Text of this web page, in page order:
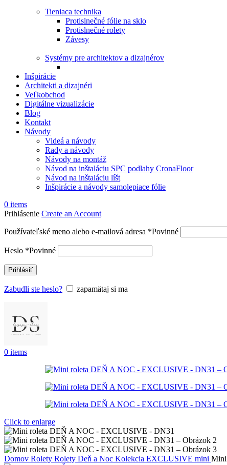
Tieniaca technika
Protislnečné fólie na sklo
Protislnečné rolety
Závesy
Systémy pre architektov a dizajnérov
Inšpirácie
Architekti a dizajnéri
Veľkobchod
Digitálne vizualizácie
Blog
Kontakt
Návody
Videá a návody
Rady a návody
Návody na montáž
Návod na inštaláciu SPC podlahy CronaFloor
Návod na inštaláciu líšt
Inšpirácie a návody samolepiace fólie
0 items
Prihlásenie Create an Account
Používateľské meno alebo e-mailová adresa *Povinné
Heslo *Povinné
Prihlásiť
Zabudli ste heslo? zapamätaj si ma
0 items
Click to enlarge
Domov Rolety Rolety Deň a Noc Kolekcia EXCLUSIVE mini